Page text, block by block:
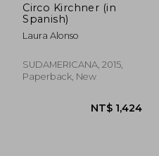
NT$ 1,131
Circo Kirchner (in
Spanish)
Laura Alonso
SUDAMERICANA, 2015,
Paperback, New